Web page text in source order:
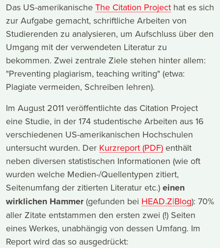
Das US-amerikanische The Citation Project hat es sich
zur Aufgabe gemacht, schriftliche Arbeiten von
Studierenden zu analysieren, um Aufschluss über den
Umgang mit der verwendeten Literatur zu
bekommen. Zwei zentrale Ziele stehen hinter allem:
"Preventing plagiarism, teaching writing" (etwa:
Plagiate vermeiden, Schreiben lehren).
Im August 2011 veröffentlichte das Citation Project
eine Studie, in der 174 studentische Arbeiten aus 16
verschiedenen US-amerikanischen Hochschulen
untersucht wurden. Der Kurzreport (PDF) enthält
neben diversen statistischen Informationen (wie oft
wurden welche Medien-/Quellentypen zitiert,
Seitenumfang der zitierten Literatur etc.) einen
wirklichen Hammer(gefunden bei HEAD.Z|Blog): 70%
aller Zitate entstammen den ersten zwei (!) Seiten
eines Werkes, unabhängig von dessen Umfang. Im
Report wird das so ausgedrückt: